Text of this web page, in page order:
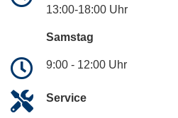
13:00-18:00 Uhr
Samstag
9:00 - 12:00 Uhr
Service